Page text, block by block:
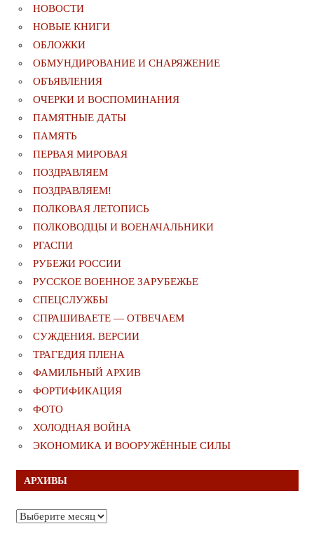
НОВОСТИ
НОВЫЕ КНИГИ
ОБЛОЖКИ
ОБМУНДИРОВАНИЕ И СНАРЯЖЕНИЕ
ОБЪЯВЛЕНИЯ
ОЧЕРКИ И ВОСПОМИНАНИЯ
ПАМЯТНЫЕ ДАТЫ
ПАМЯТЬ
ПЕРВАЯ МИРОВАЯ
ПОЗДРАВЛЯЕМ
ПОЗДРАВЛЯЕМ!
ПОЛКОВАЯ ЛЕТОПИСЬ
ПОЛКОВОДЦЫ И ВОЕНАЧАЛЬНИКИ
РГАСПИ
РУБЕЖИ РОССИИ
РУССКОЕ ВОЕННОЕ ЗАРУБЕЖЬЕ
СПЕЦСЛУЖБЫ
СПРАШИВАЕТЕ — ОТВЕЧАЕМ
СУЖДЕНИЯ. ВЕРСИИ
ТРАГЕДИЯ ПЛЕНА
ФАМИЛЬНЫЙ АРХИВ
ФОРТИФИКАЦИЯ
ФОТО
ХОЛОДНАЯ ВОЙНА
ЭКОНОМИКА И ВООРУЖЁННЫЕ СИЛЫ
АРХИВЫ
Архивы